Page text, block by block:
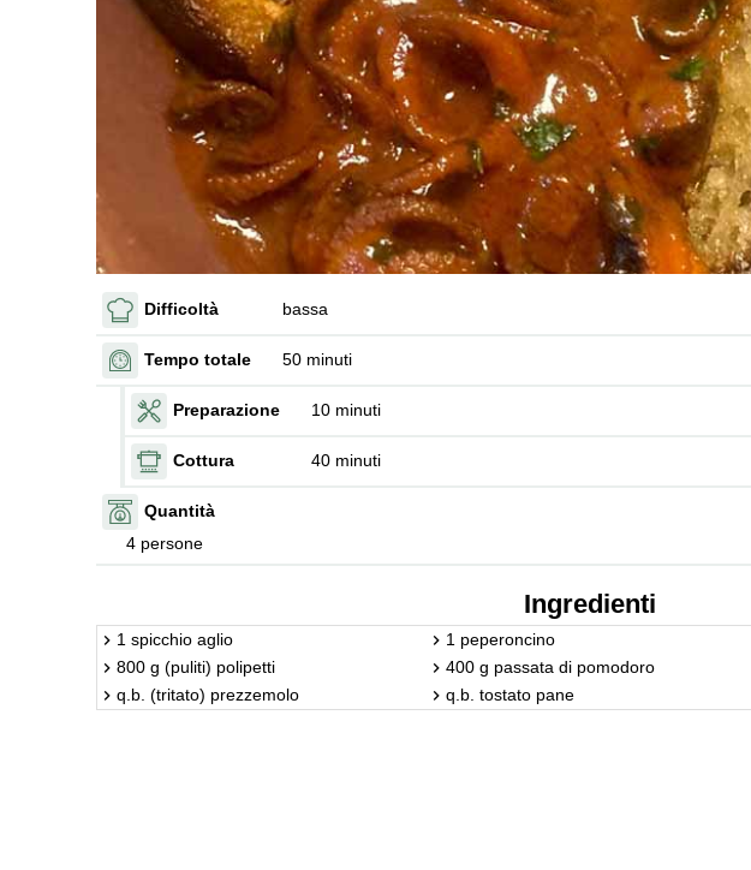
Difficoltà bassa
Tempo totale 50 minuti
Preparazione 10 minuti
Cottura 40 minuti
Quantità
4 persone
Ingredienti
1 spicchio aglio 1 peperoncino
800 g (puliti) polipetti
400 g passata di pomodoro
q.b. (tritato) prezzemolo
q.b. tostato pane